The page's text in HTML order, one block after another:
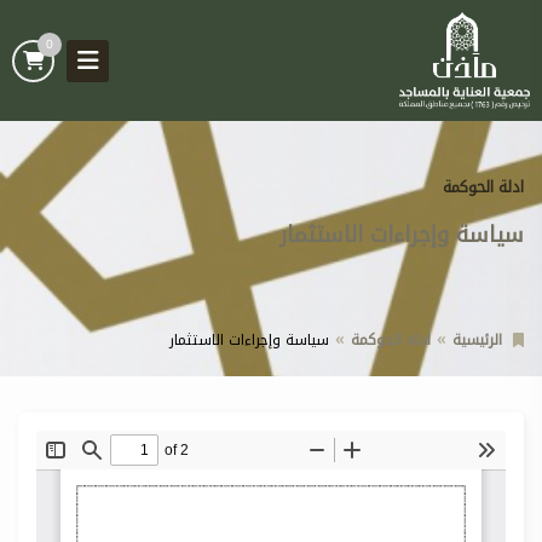
0
ادلة الحوكمة
سياسة وإجراءات الاستثمار
الرئيسية ادلة الحوكمة سياسة وإجراءات الاستثمار